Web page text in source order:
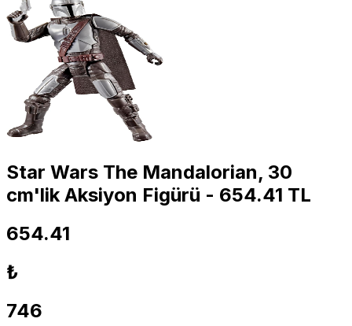
Star Wars The Mandalorian, 30
cm'lik Aksiyon Figürü - 654.41 TL
654.41
₺
746